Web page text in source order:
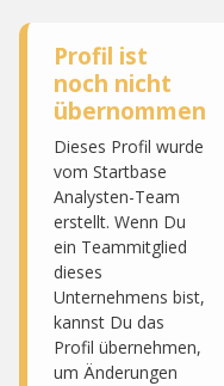
Profil ist
noch nicht
übernommen
Dieses Profil wurde
vom Startbase
Analysten-Team
erstellt. Wenn Du
ein Teammitglied
dieses
Unternehmens bist,
kannst Du das
Profil übernehmen,
um Änderungen